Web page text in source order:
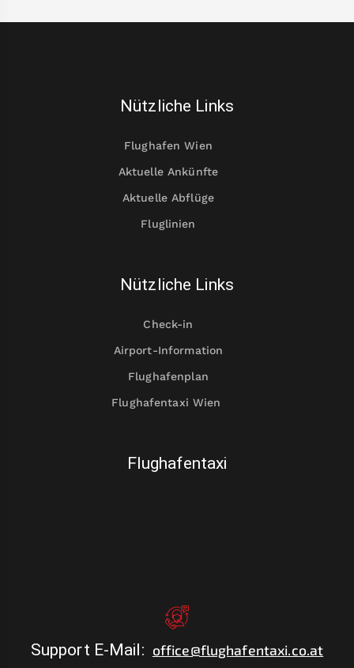
Nützliche Links
Flughafen Wien
Aktuelle Ankünfte
Aktuelle Abflüge
Fluglinien
Nützliche Links
Check-in
Airport-Information
Flughafenplan
Flughafentaxi Wien
Flughafentaxi
Support E-Mail: office@flughafentaxi.co.at